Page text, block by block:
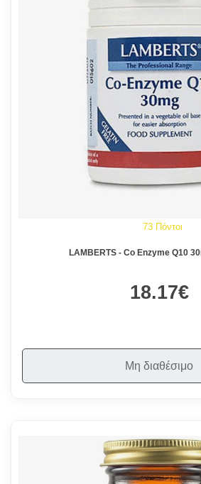
73 Πόντοι
LAMBERTS - Co Enzyme Q10
18.17€
Μη διαθέσιμο